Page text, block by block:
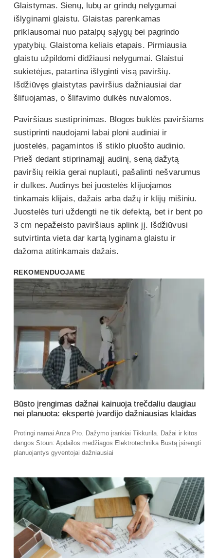
Glaistymas. Sienų, lubų ar grindų nelygumai
išlyginami glaistu. Glaistas parenkamas
priklausomai nuo patalpų sąlygų bei pagrindo
ypatybių. Glaistoma keliais etapais. Pirmiausia
glaistu užpildomi didžiausi nelygumai. Glaistui
sukietėjus, patartina išlyginti visą paviršių.
Išdžiūvęs glaistytas paviršius dažniausiai dar
šlifuojamas, o šlifavimo dulkės nuvalomos.
Paviršiaus sustiprinimas. Blogos būklės paviršiams
sustiprinti naudojami labai ploni audiniai ir
juostelės, pagamintos iš stiklo pluošto audinio.
Prieš dedant stiprinamąjį audinį, seną dažytą
paviršių reikia gerai nuplauti, pašalinti nešvarumus
ir dulkes. Audinys bei juostelės klijuojamos
tinkamais klijais, dažais arba dažų ir klijų mišiniu.
Juostelės turi uždengti ne tik defektą, bet ir bent po
3 cm nepažeisto paviršiaus aplink jį. Išdžiūvusi
sutvirtinta vieta dar kartą lyginama glaistu ir
dažoma atitinkamais dažais.
REKOMENDUOJAME
Būsto įrengimas dažnai kainuoja trečdaliu daugiau
nei planuota: ekspertė įvardijo dažniausias klaidas
Protingi namai Anza Pro. Dažymo įrankiai Tikkurila. Dažai ir kitos
dangos Stoun: Apdailos medžiagos Elektrotechnika Būstą įsirengti
planuojantys gyventojai dažniausiai